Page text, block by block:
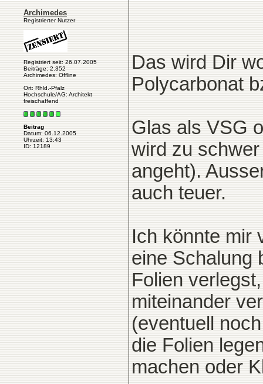
Archimedes
Registrierter Nutzer
Registriert seit: 26.07.2005
Beiträge: 2.352
Archimedes: Offline
Ort: Rhld.-Pfalz
Hochschule/AG: Architekt
freischaffend
Beitrag
Datum: 06.12.2005
Uhrzeit: 13:43
ID: 12189
Das wird Dir
Polycarbonat
Glas als VSG
wird zu
angeht).
auch teuer.
Ich könnte mir
eine Schalung
Folien
miteinander
(eventuell
die Folien
machen oder